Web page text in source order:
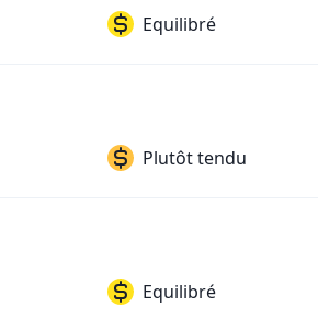
Equilibré
Plutôt tendu
Equilibré